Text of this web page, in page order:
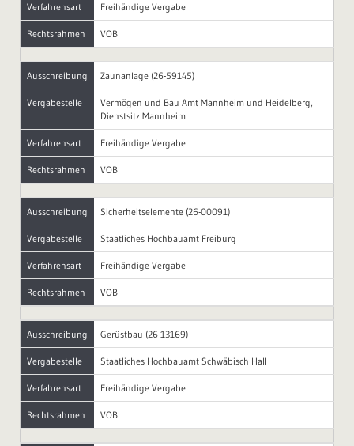
Verfahrensart Freihändige Vergabe
Rechtsrahmen VOB
Ausschreibung Zaunanlage (26-59145)
Vergabestelle
Vermögen und Bau Amt Mannheim und Heidelberg,
Dienstsitz Mannheim
Verfahrensart Freihändige Vergabe
Rechtsrahmen VOB
Ausschreibung Sicherheitselemente (26-00091)
Vergabestelle Staatliches Hochbauamt Freiburg
Verfahrensart Freihändige Vergabe
Rechtsrahmen VOB
Ausschreibung Gerüstbau (26-13169)
Vergabestelle Staatliches Hochbauamt Schwäbisch Hall
Verfahrensart Freihändige Vergabe
Rechtsrahmen VOB